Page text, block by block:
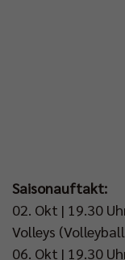
Saisonauftakt:
02. Okt | 19.30
Volleys
06. Okt | 19.30